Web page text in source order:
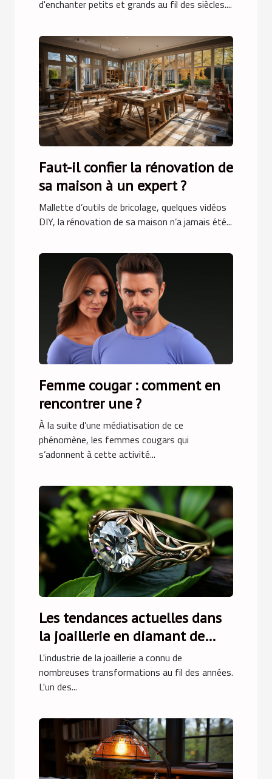
d'enchanter petits et grands au fil des siècles....
Faut-il confier la rénovation de
sa maison à un expert ?
Mallette d’outils de bricolage, quelques vidéos
DIY, la rénovation de sa maison n’a jamais été...
Femme cougar : comment en
rencontrer une ?
À la suite d’une médiatisation de ce
phénomène, les femmes cougars qui
s’adonnent à cette activité...
Les tendances actuelles dans
la joaillerie en diamant de
laboratoire
L'industrie de la joaillerie a connu de
nombreuses transformations au fil des années.
L'un des...